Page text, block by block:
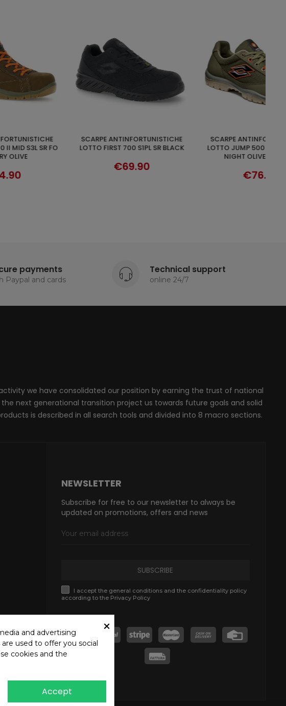
SELECT OPTIONS
SCARPE ANTINFORTUNISTICHE
LOTTO JUMP 550 II S1P SR FO
SELECT OPTIONS
SCARPE ANTINFORTUNISTICHE
LOTTO JUMP 550 II S1P SR FO
BLACK/ASPHALT/SPRING GREEN
payments
Paypal and cards
Technical support
online 24/7
we have consolidated our position by earning the trust of national
next generational transition project us towards future goals and solid
is described in all search tools and divided into 8 macro sections.
NEWSLETTER
Subscribe for free to our newsletter to always be
updated on promotions, offers and news
SUBSCRIBE
I accept the general conditions and the confidentiality policy
according to the Privacy Policy
×
and advertising
used to offer you social
cookies and the
Accept